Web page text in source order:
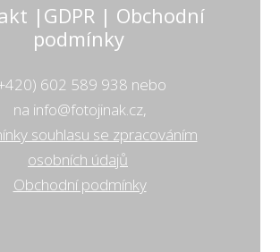
|GDPR | Obchodní
podmínky
602 589 938 nebo
na info@fotojinak.cz,
souhlasu se zpracováním
osobních údajů
Obchodní podmínky